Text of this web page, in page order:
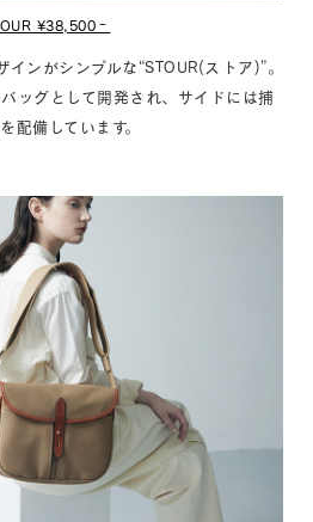
¥38,500‐
ンがシンプルな“STOUR(ストア)”。
ッグとして開発され、サイドには捕
配備しています。